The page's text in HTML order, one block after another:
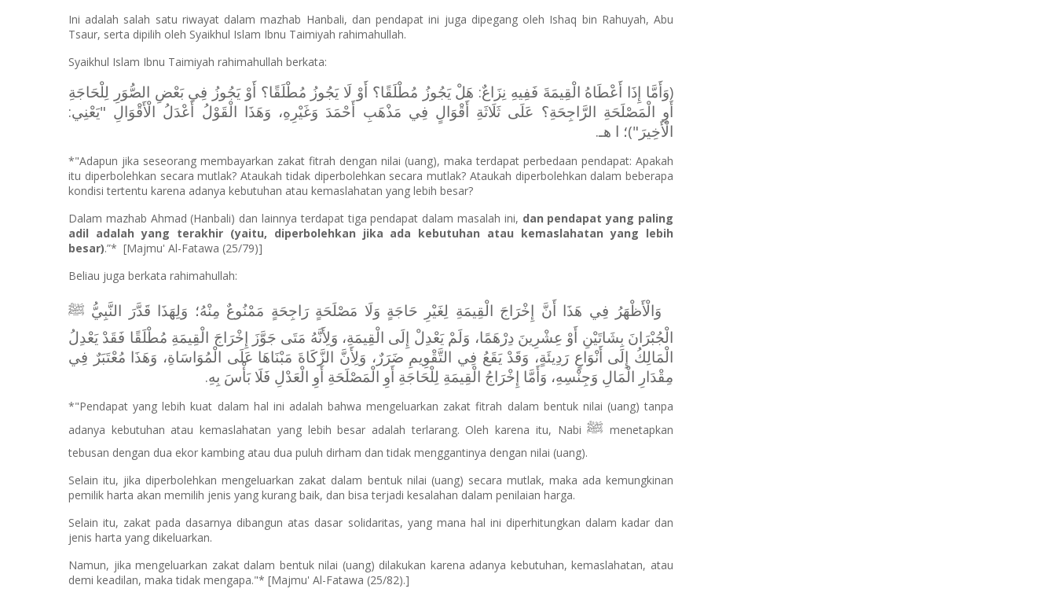
Ini adalah salah satu riwayat dalam mazhab Hanbali, dan pendapat ini juga dipegang oleh Ishaq bin Rahuyah, Abu
Tsaur, serta dipilih oleh Syaikhul Islam Ibnu Taimiyah rahimahullah.
Syaikhul Islam Ibnu Taimiyah rahimahullah berkata:
(وَأَمَّا إِذَا أَعْطَاهُ الْقِيمَةَ فَفِيهِ نِزَاعٌ: هَلْ يَجُوزُ مُطْلَقًا؟ أَوْ لَا يَجُوزُ مُطْلَقًا؟ أَوْ يَجُوزُ فِي بَعْضِ الصُّوَرِ لِلْحَاجَةِ
أَوِ الْمَصْلَحَةِ الرَّاجِحَةِ؟ عَلَى ثَلَاثَةِ أَقْوَالٍ فِي مَذْهَبِ أَحْمَدَ وَغَيْرِهِ، وَهَذَا الْقَوْلُ أَعْدَلُ الْأَقْوَالِ "يَعْنِي:
الْأَخِيرَ")؛ ا هـ.
*"Adapun jika seseorang membayarkan zakat fitrah dengan nilai (uang), maka terdapat perbedaan pendapat: Apakah
itu diperbolehkan secara mutlak? Ataukah tidak diperbolehkan secara mutlak? Ataukah diperbolehkan dalam beberapa
kondisi tertentu karena adanya kebutuhan atau kemaslahatan yang lebih besar?
Dalam mazhab Ahmad (Hanbali) dan lainnya terdapat tiga pendapat dalam masalah ini, dan pendapat yang paling
adil adalah yang terakhir (yaitu, diperbolehkan jika ada kebutuhan atau kemaslahatan yang lebih
besar).”* [Majmu' Al-Fatawa (25/79)]
Beliau juga berkata rahimahullah:
وَالْأَظْهَرُ فِي هَذَا أَنَّ إِخْرَاجَ الْقِيمَةِ لِغَيْرِ حَاجَةٍ وَلَا مَصْلَحَةٍ رَاجِحَةٍ مَمْنُوعٌ مِنْهُ؛ وَلِهَذَا قَدَّرَ النَّبِيُّ ﷺ
الْجُبْرَانَ بِشَاتَيْنِ أَوْ عِشْرِينَ دِرْهَمًا، وَلَمْ يَعْدِلْ إِلَى الْقِيمَةِ، وَلِأَنَّهُ مَتَى جَوَّزَ إِخْرَاجَ الْقِيمَةِ مُطْلَقًا فَقَدْ يَعْدِلُ
الْمَالِكُ إِلَى أَنْوَاعٍ رَدِيئَةٍ، وَقَدْ يَقَعُ فِي التَّقْوِيمِ ضَرَرٌ، وَلِأَنَّ الزَّكَاةَ مَبْنَاهَا عَلَى الْمُوَاسَاةِ، وَهَذَا مُعْتَبَرٌ فِي
مِقْدَارِ الْمَالِ وَجِنْسِهِ، وَأَمَّا إِخْرَاجُ الْقِيمَةِ لِلْحَاجَةِ أَوِ الْمَصْلَحَةِ أَوِ الْعَدْلِ فَلَا بَأْسَ بِهِ.
*"Pendapat yang lebih kuat dalam hal ini adalah bahwa mengeluarkan zakat fitrah dalam bentuk nilai (uang) tanpa
adanya kebutuhan atau kemaslahatan yang lebih besar adalah terlarang. Oleh karena itu, Nabiﷺ menetapkan
tebusan dengan dua ekor kambing atau dua puluh dirham dan tidak menggantinya dengan nilai (uang).
Selain itu, jika diperbolehkan mengeluarkan zakat dalam bentuk nilai (uang) secara mutlak, maka ada kemungkinan
pemilik harta akan memilih jenis yang kurang baik, dan bisa terjadi kesalahan dalam penilaian harga.
Selain itu, zakat pada dasarnya dibangun atas dasar solidaritas, yang mana hal ini diperhitungkan dalam kadar dan
jenis harta yang dikeluarkan.
Namun, jika mengeluarkan zakat dalam bentuk nilai (uang) dilakukan karena adanya kebutuhan, kemaslahatan, atau
demi keadilan, maka tidak mengapa."* [Majmu' Al-Fatawa (25/82).]